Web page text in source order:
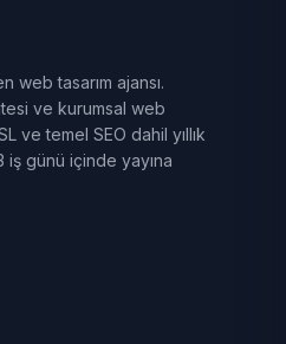
web tasarım ajansı.
ve kurumsal web
ve temel SEO dahil yıllık
iş günü içinde yayına